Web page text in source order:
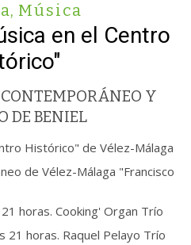
, Música
en el Centro
Y
DE BENIEL
Histórico" de Vélez-Málaga
de Vélez-Málaga "Francisco
horas. Cooking' Organ Trío
21 horas. Raquel Pelayo Trío